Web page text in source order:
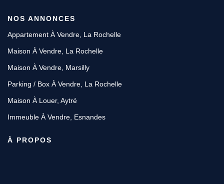
NOS ANNONCES
Appartement À Vendre, La Rochelle
Maison À Vendre, La Rochelle
Maison À Vendre, Marsilly
Parking / Box À Vendre, La Rochelle
Maison À Louer, Aytré
Immeuble À Vendre, Esnandes
À PROPOS